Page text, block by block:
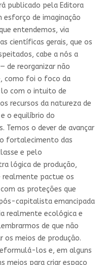
publicado pela Editora
esforço de imaginação
entendemos, via
científicas gerais, que os
cabe a nós a
de reorganizar não
como foi o foco da
com o intuito de
recursos da natureza de
o equilíbrio do
o dever de avançar
fortalecimento das
e pelo
lógica de produção,
realmente pactue os
as proteções que
capitalista emancipada
realmente ecológica e
de que não
os meios de produção.
los e, em alguns
meios para criar espaço